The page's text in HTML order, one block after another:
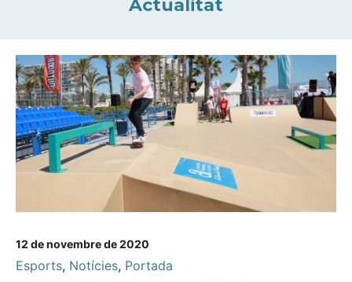
Actualitat
12 de novembre de 2020
Esports, Notícies, Portada